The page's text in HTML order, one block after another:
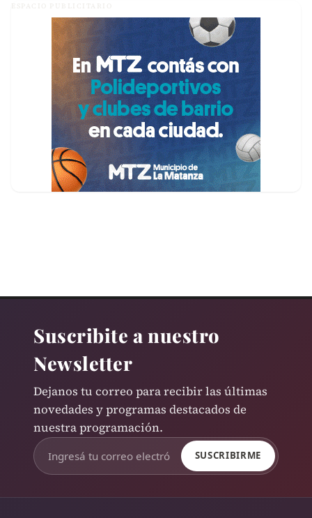
ESPACIO PUBLICITARIO
Suscribite a nuestro
Newsletter
Dejanos tu correo para recibir las últimas
novedades y programas destacados de
nuestra programación.
SUSCRIBIRME